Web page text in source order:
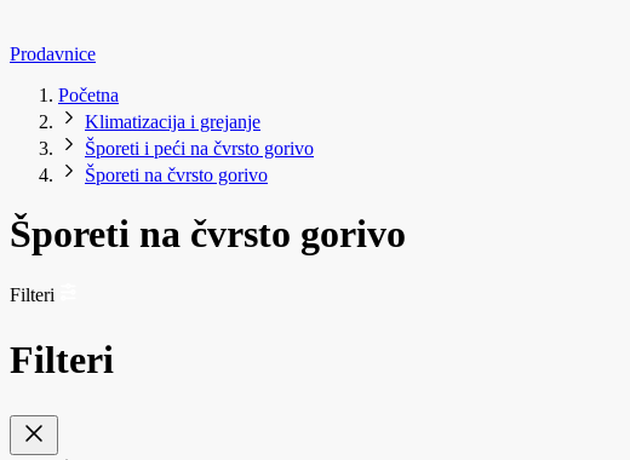
Prodavnice
Početna
Klimatizacija i grejanje
Šporeti i peći na čvrsto gorivo
Šporeti na čvrsto gorivo
Šporeti na čvrsto gorivo
Filteri
Filteri